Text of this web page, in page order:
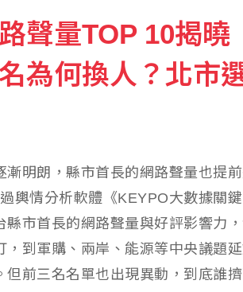
事碉堡 引國安疑慮遭驅逐
讓退休理財變有趣
聲量TOP 10揭
為何換人？北市
明朗，縣市首長的網路聲量也提
輿情分析軟體《KEYPO大數據關
市首長的網路聲量與好評影響力
到軍購、兩岸、能源等中央議題
但前三名名單也出現異動，到底誰